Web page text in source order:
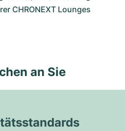
CHRONEXT Lounges
an Sie